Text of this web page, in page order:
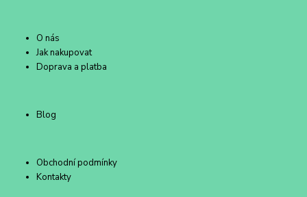
O nás
Jak nakupovat
Doprava a platba
Blog
Obchodní podmínky
Kontakty